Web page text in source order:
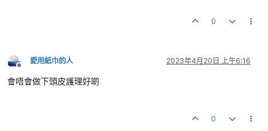
0
離線
愛用紙巾的人 2023年4月20日 上午6:16
會唔會做下頭皮護理好啲
0